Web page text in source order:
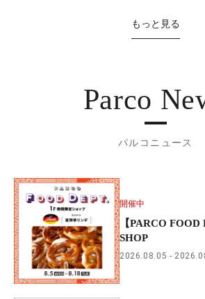
もっと見る
Parco
パルコニュース
開催中
【PARCO
SHOP
2026.08.05